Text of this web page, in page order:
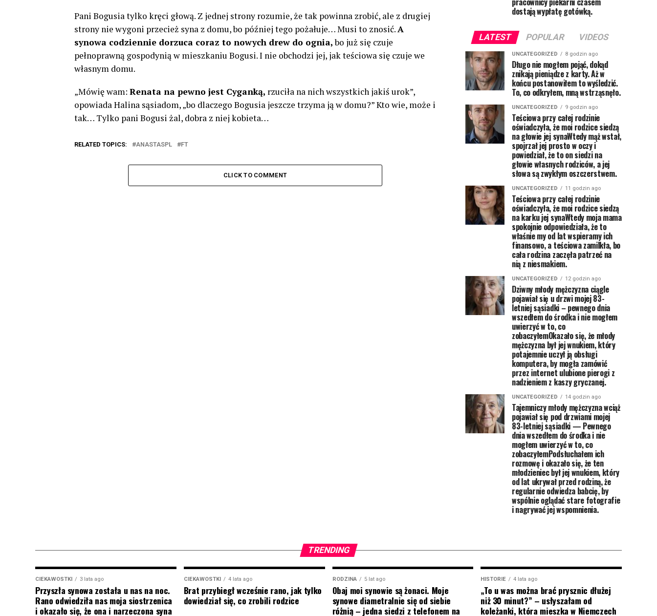
Pani Bogusia tylko kręci głową. Z jednej strony rozumie, że tak powinna zrobić, ale z drugiej
strony nie wygoni przecież syna z domu, bo później tego pożałuje… Musi to znosić.A
synowa codziennie dorzuca coraz to nowych drew do ognia,bo już się czuje
pełnoprawną gospodynią w mieszkaniu Bogusi. I nie obchodzi jej, jak teściowa się czuje we
własnym domu.
„Mówię wam: Renata na pewno jest Cyganką, rzuciła na nich wszystkich jakiś urok”,
opowiada Halina sąsiadom, „bo dlaczego Bogusia jeszcze trzyma ją w domu?” Kto wie, może i
tak… Tylko pani Bogusi żal, dobra z niej kobieta…
RELATED TOPICS: ANASTASPL FT
CLICK TO COMMENT
dostają wypłatę gotówką.
LATEST POPULAR VIDEOS
UNCATEGORIZED 8 godzin ago
Długo nie mogłem pojąć, dokąd
znikają pieniądze z karty. Aż w
końcu postanowiłem to wyśledzić.
To, co odkryłem, mną wstrząsnęło.
UNCATEGORIZED 9 godzin ago
Teściowa przy całej rodzinie
oświadczyła, że moi rodzice siedzą
na głowie jej synaWtedy mąż wstał,
spojrzał jej prosto w oczy i
powiedział, że to on siedzi na
głowie własnych rodziców, a jej
słowa są zwykłym oszczerstwem.
UNCATEGORIZED 11 godzin ago
Teściowa przy całej rodzinie
oświadczyła, że moi rodzice siedzą
na karku jej synaWtedy moja mama
spokojnie odpowiedziała, że to
właśnie my od lat wspieramy ich
finansowo, a teściowa zamilkła, bo
cała rodzina zaczęła patrzeć na
nią z niesmakiem.
UNCATEGORIZED 12 godzin ago
Dziwny młody mężczyzna ciągle
pojawiał się u drzwi mojej 83-
letniej sąsiadki – pewnego dnia
wszedłem do środka i nie mogłem
uwierzyć w to, co
zobaczyłemOkazało się, że młody
mężczyzna był jej wnukiem, który
potajemnie uczył ją obsługi
komputera, by mogła zamówić
przez internet ulubione pierogi z
nadzieniem z kaszy gryczanej.
UNCATEGORIZED 14 godzin ago
Tajemniczy młody mężczyzna wciąż
pojawiał się pod drzwiami mojej
83-letniej sąsiadki — Pewnego
dnia wszedłem do środka i nie
mogłem uwierzyć w to, co
zobaczyłemPodsłuchałem ich
rozmowę i okazało się, że ten
młodzieniec był jej wnukiem, który
od lat ukrywał przed rodziną, że
regularnie odwiedza babcię, by
wspólnie oglądać stare fotografie
i nagrywać jej wspomnienia.
TRENDING
CIEKAWOSTKI 3 lata ago
Przyszła synowa została u nas na noc.
Rano odwiedziła nas moja siostrzenica
i okazało się, że ona i narzeczona syna
CIEKAWOSTKI 4 lata ago
Brat przybiegł wcześnie rano, jak tylko
dowiedział się, co zrobili rodzice
RODZINA 5 lat ago
Obaj moi synowie są żonaci. Moje
synowe diametralnie się od siebie
różnią – jedna siedzi z telefonem na
HISTORIE 4 lata ago
„To u was można brać prysznic dłużej
niż 30 minut?” – usłyszałam od
koleżanki, która mieszka w Niemczech